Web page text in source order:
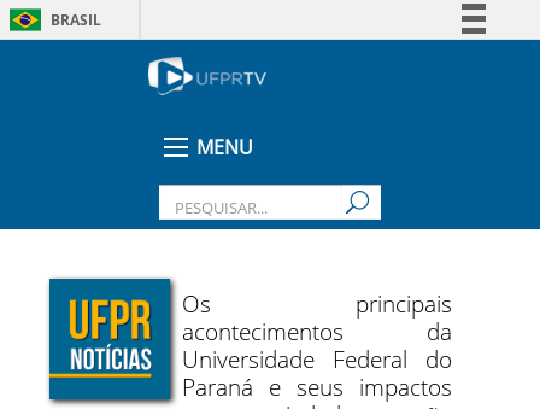
BRASIL
Legislação
MENU
Os principais
acontecimentos da
Universidade Federal do
Paraná e seus impactos